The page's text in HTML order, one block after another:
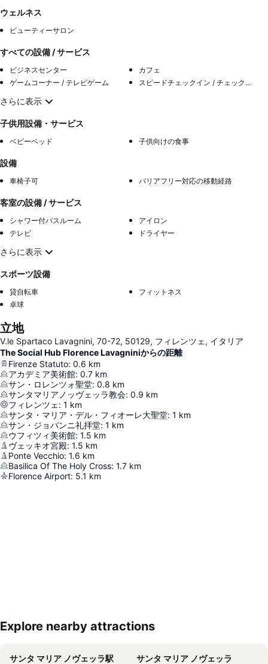
ウェルネス
ビューティーサロン
すべての設備 / サービス
ビジネスセンター
カフェ
ゲームコーナー / テレビゲーム
スピードチェックイン / チェックアウト
さらに表示
子供用設備・サービス
ベビーベッド 子供向けの食事
設備
車椅子可 バリアフリー対応の移動経路
客室の設備 / サービス
シャワー付バスルーム
アイロン
テレビ
ドライヤー
さらに表示
スポーツ設備
貸自転車
フィットネス
卓球
立地
V.le Spartaco Lavagnini, 70-72, 50129, フィレンツェ, イタリア
The Social Hub Florence Lavagniniからの距離
Firenze Statuto: 0.6 km
アカデミア美術館: 0.7 km
サン・ロレンツォ聖堂: 0.8 km
サンタマリアノッヴェッラ教会: 0.9 km
フィレンツェ : 1 km
サンタ・マリア・デル・フィオーレ大聖堂: 1 km
サン・ジョバンニ礼拝堂: 1 km
ウフィツィ美術館: 1.5 km
ヴェッキオ宮殿: 1.5 km
Ponte Vecchio: 1.6 km
Basilica Of The Holy Cross: 1.7 km
Florence Airport: 5.1 km
地図を拡大
Explore nearby attractions
サンタ マリア ノヴェッラ駅
サンタ マリア ノヴェッラ